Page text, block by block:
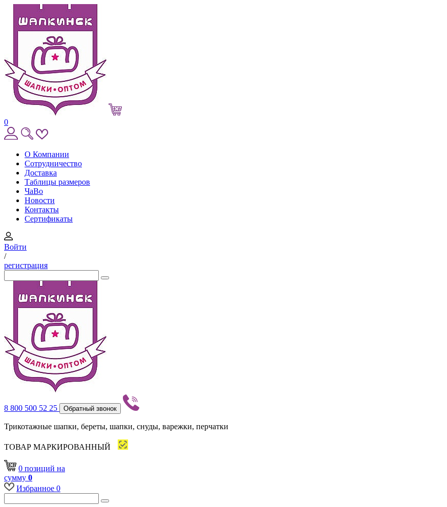
0
О Компании
Сотрудничество
Доставка
Таблицы размеров
ЧаВо
Новости
Контакты
Сертификаты
Войти
/
регистрация
8 800 500 52 25 Обратный звонок
Трикотажные шапки, береты, шапки, снуды, варежки, перчатки
ТОВАР МАРКИРОВАННЫЙ
0 позиций на
сумму 0
Избранное 0